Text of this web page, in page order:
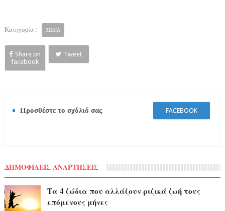
Κατηγορία : ΖΩΔΙΑ
Share on
facebook
Tweet
Προσθέστε το σχόλιό σας FACEBOOK
ΔΗΜΟΦΙΛΕΙΣ ΑΝΑΡΤΗΣΕΙΣ
Τα 4 ζώδια που αλλάζουν ριζικά ζωή τους
επόμενους μήνες